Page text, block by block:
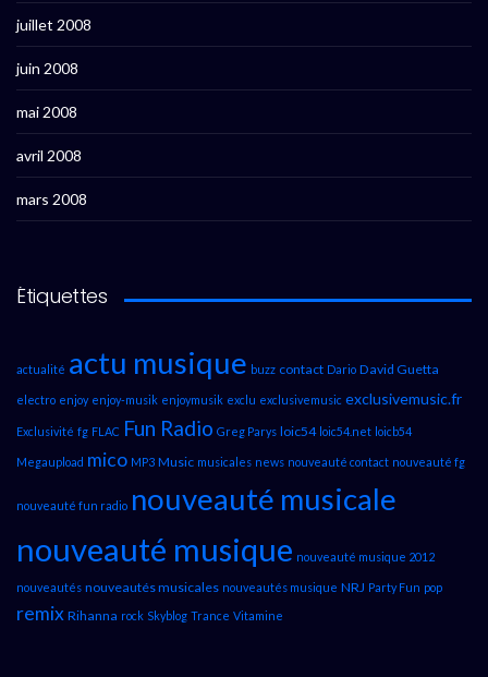
juillet 2008
juin 2008
mai 2008
avril 2008
mars 2008
Étiquettes
actualité actu musique buzz contact Dario David Guetta
electro enjoy enjoy-musik enjoymusik exclu exclusivemusic exclusivemusic.fr
Exclusivité fg FLAC Fun Radio Greg Parys loic54 loic54.net loicb54
Megaupload mico MP3 Music musicales news nouveauté contact nouveauté fg
nouveauté fun radio nouveauté musicale
nouveauté musique nouveauté musique 2012
nouveautés nouveautés musicales nouveautés musique NRJ Party Fun pop
remix Rihanna rock Skyblog Trance Vitamine